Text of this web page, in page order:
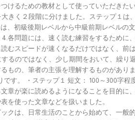
けるための教材として使っていただき
きく２段階に分けました。ステップ１
、初級後期レベルから中級前期レベル
各問題には、速く読む練習をするため
むスピードが速くなるだけではなく、
るのではなく、少し期間をおいて、繰
もの、筆者の主張を理解するものがあ
す。 ・ステップ１ 短文： 100～300字
章が楽に読めるようになることを目的
ッセイ、図や表を使った文
クは、日常生活のことから始めて、一